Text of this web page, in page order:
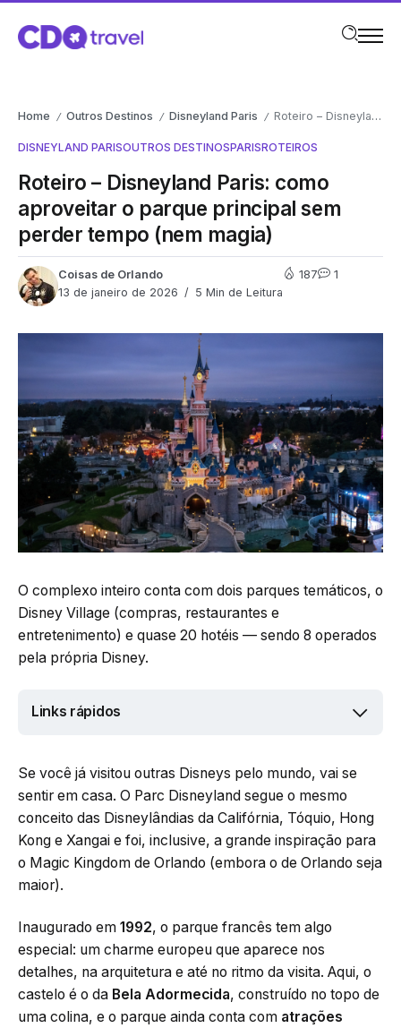
Home / Outros Destinos / Disneyland Paris / Roteiro – Disneyland Paris: como aproveitar o parque principal sem perder tempo (nem magia)
DISNEYLAND PARISOUTROS DESTINOSPARISROTEIROS
Roteiro – Disneyland Paris: como
aproveitar o parque principal sem
perder tempo (nem magia)
Coisas de Orlando
13 de janeiro de 2026
5 Min de Leitura
187 1
O complexo inteiro conta com dois parques temáticos, o
Disney Village (compras, restaurantes e
entretenimento) e quase 20 hotéis — sendo 8 operados
pela própria Disney.
Links rápidos
Se você já visitou outras Disneys pelo mundo, vai se
sentir em casa. O Parc Disneyland segue o mesmo
conceito das Disneylândias da Califórnia, Tóquio, Hong
Kong e Xangai e foi, inclusive, a grande inspiração para
o Magic Kingdom de Orlando (embora o de Orlando seja
maior).
Inaugurado em 1992, o parque francês tem algo
especial: um charme europeu que aparece nos
detalhes, na arquitetura e até no ritmo da visita. Aqui, o
castelo é o da Bela Adormecida, construído no topo de
uma colina, e o parque ainda conta com atrações